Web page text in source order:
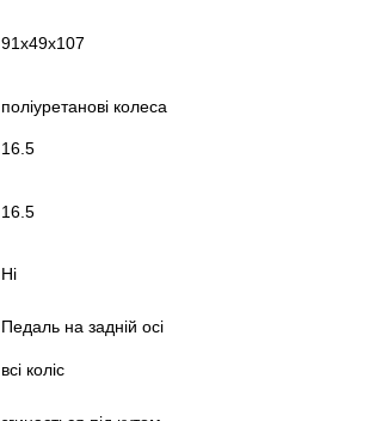
91х49х107
поліуретанові колеса
16.5
16.5
Ні
Педаль на задній осі
всі коліс